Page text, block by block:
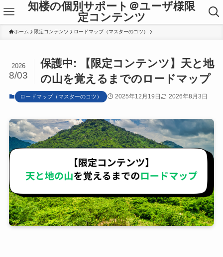
知楼の個別サポート＠ユーザ様限
定コンテンツ
ホーム 限定コンテンツ ロードマップ（マスターのコツ）
保護中: 【限定コンテンツ】天と地
の山を覚えるまでのロードマップ
2026
8/03
ロードマップ（マスターのコツ） 2025年12月19日 2026年8月3日